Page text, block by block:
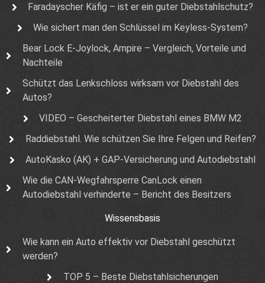
Faradayscher Käfig – ist er ein guter Diebstahlschutz?
Wie sichert man den Schlüssel im Keyless-System?
Bear Lock E-Joylock, Ampire – Vergleich, Vorteile und
Nachteile
Schützt das Lenkschloss wirksam vor Diebstahl des
Autos?
VIDEO – Gescheiterter Diebstahl eines BMW M2
Raddiebstahl. Wie schützen Sie Ihre Felgen und Reifen?
AutoKasko (AK) + GAP-Versicherung und Autodiebstahl
Wie die CAN-Wegfahrsperre CanLock einen
Autodiebstahl verhinderte – Bericht des Besitzers
Wissensbasis
Wie kann ein Auto effektiv vor Diebstahl geschützt
werden?
TOP 5 – Beste Diebstahlsicherungen